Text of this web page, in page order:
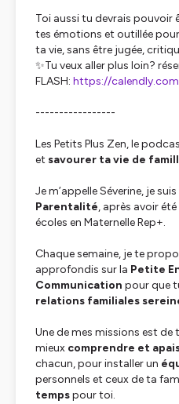
Toi aussi tu devrais pouvoir
tes émotions et outillée
ta vie, sans être jugée,
✨Tu veux aller plus loin?
FLASH: https://
-----------------
Les Petits Plus Zen, le
et savourer ta vie de
Je m’appelle Séverine, je suis
Parentalité, après avoir
écoles en Maternelle Rep+.
Chaque semaine, je te
approfondis sur la Petite
Communication pour que
relations familiales
Une de mes missions est de
mieux comprendre et
chacun, pour installer un
personnels et ceux de ta
tempspour toi.